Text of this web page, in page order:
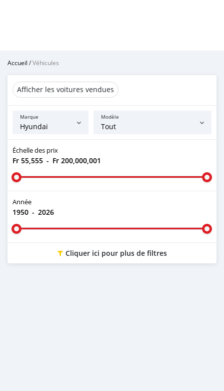
Accueil /Véhicules
Afficher les voitures vendues
Marque Modèle
Échelle des prix
Fr 55,555 - Fr 200,000,001
Année
1950 - 2026
Cliquer ici pour plus de filtres